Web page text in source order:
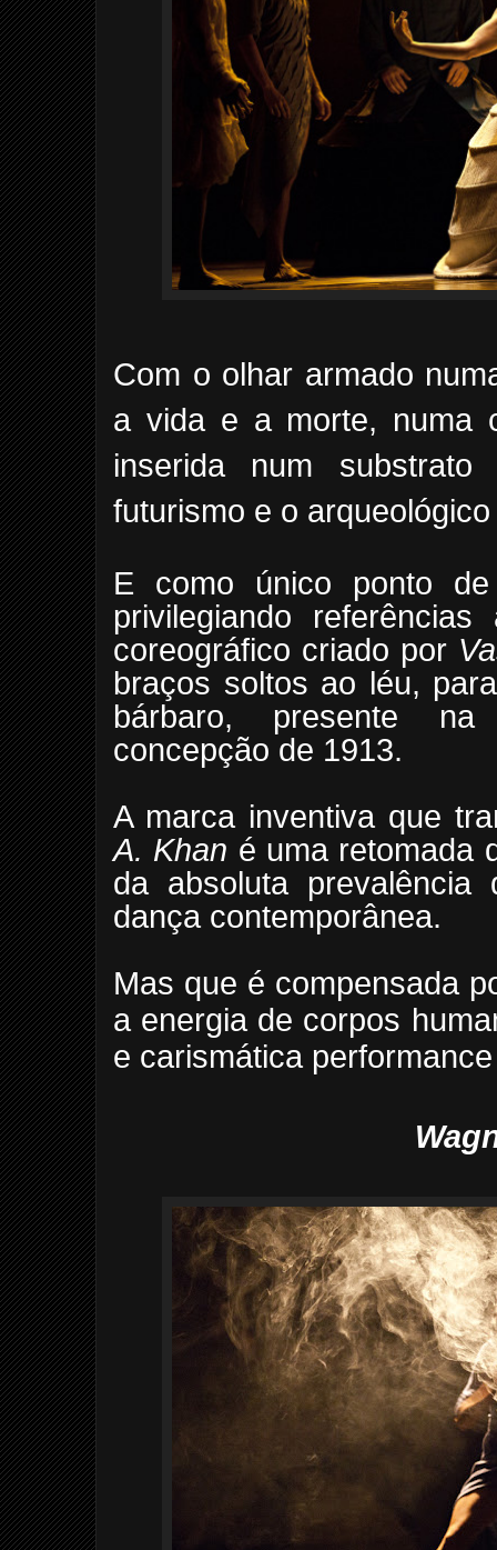
Com o olhar armado
a vida e a morte, numa
inserida num
futurismo e o
E como único ponto
privilegiando
coreográfico criado por
braços soltos ao léu,
bárbaro, presente
concepção de 1913.
A marca inventiva que
A. Khan é uma retomada
da absoluta prevalência
dança contemporânea.
Mas que é compensada
a energia de corpos
e carismática
Wagner